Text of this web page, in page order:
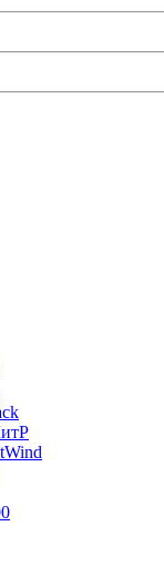
Wind